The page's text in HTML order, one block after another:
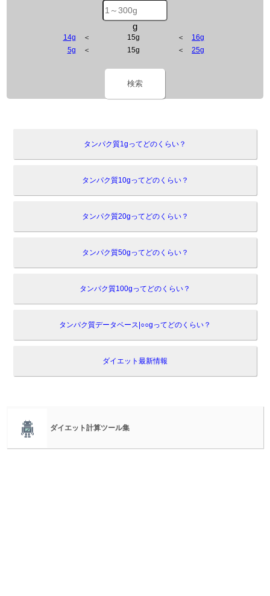
g
14g ＜ 15g ＜ 16g
5g ＜ 15g ＜25g
検索
タンパク質1gってどのくらい？
タンパク質10gってどのくらい？
タンパク質20gってどのくらい？
タンパク質50gってどのくらい？
タンパク質100gってどのくらい？
タンパク質データベース|○○gってどのくらい？
ダイエット最新情報
ダイエット計算ツール集